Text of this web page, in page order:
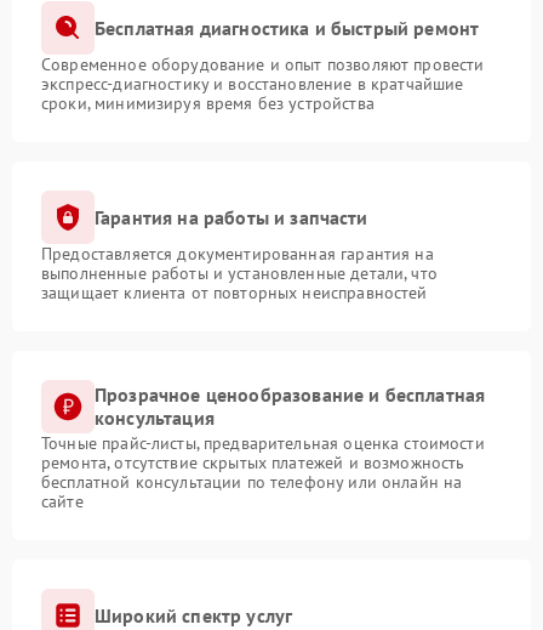
Бесплатная диагностика и быстрый ремонт
Современное оборудование и опыт позволяют провести
экспресс-диагностику и восстановление в кратчайшие
сроки, минимизируя время без устройства
Гарантия на работы и запчасти
Предоставляется документированная гарантия на
выполненные работы и установленные детали, что
защищает клиента от повторных неисправностей
Прозрачное ценообразование и бесплатная
консультация
Точные прайс-листы, предварительная оценка стоимости
ремонта, отсутствие скрытых платежей и возможность
бесплатной консультации по телефону или онлайн на
сайте
Широкий спектр услуг